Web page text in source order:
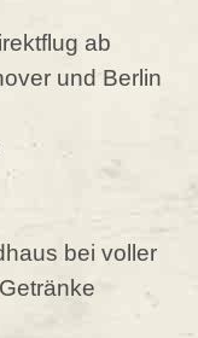
ab
und Berlin
bei voller